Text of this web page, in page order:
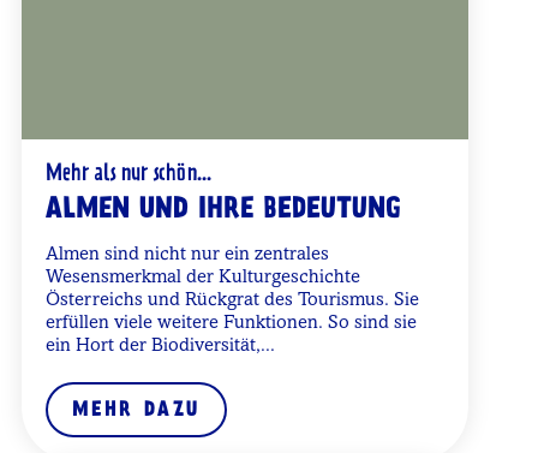
Mehr als nur schön...
ALMEN UND IHRE BEDEUTUNG
Almen sind nicht nur ein zentrales
Wesensmerkmal der Kulturgeschichte
Österreichs und Rückgrat des Tourismus. Sie
erfüllen viele weitere Funktionen. So sind sie
ein Hort der Biodiversität,...
MEHR DAZU